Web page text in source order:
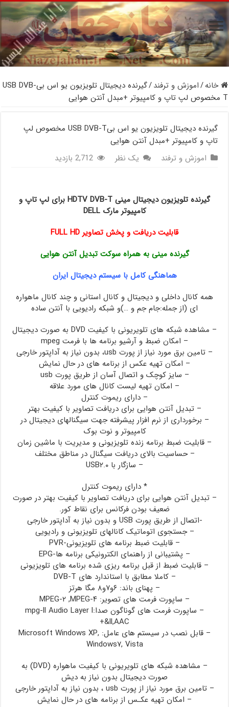
خانه/اموزش و ترفند/
گیرنده دیجیتال تلویزیون یو اس بیUSB DVB-
T مخصوص لپ تاپ و کامپیوتر +مبدل آنتن هوایی
گیرنده دیجیتال تلویزیون یو اس بیUSB DVB-T مخصوص لپ
تاپ و کامپیوتر +مبدل آنتن هوایی
اموزش و ترفند
یک نظر 2,712 بازدید
گیرنده تلویزیون دیجیتال مینی HDTV DVB-T برای لپ تاپ و
کامپیوتر مارک DELL
قابلیت دریافت و پخش تصاویر FULL HD
گیرنده مینی به همراه سوکت تبدیل آنتن هوایی
هماهنگی کامل با سیستم دیجیتال ایران
همه کانال داخلی و دیجیتال و کانال استانی و چند کانال ماهواره
ای (از جمله:جام جم و …)و شبکه رادیویی با آنتن ساده
– مشاهده شبکه های تلویریونی با کیفیت DVD به صورت دیجیتال
– امکان ضبط و آرشیو برنامه ها با فرمت mpeg
– تامین برق مورد نیاز از پورت usb، بدون نیاز به آداپتور خارجی
– امکان تهیه عکس از برنامه های در حال نمایش
– سایز کوچک و اتصال آسان از طریق پورت usb
– امکان تهیه لیست کانال های مورد علاقه
– دارای ریموت کنترل
– تبدیل آنتن هوایی برای دریافت تصاویر با کیفیت بهتر
– برخورداری از نرم افزار پیشرفته جهت سیگنالهای دیجیتال در
کامپیوتر و نوت بوک
– قابلیت ضبط برنامه زنده تلویزیونی و مدیریت با ماشین زمان
– حساسیت بالای دریافت سیگنال در مناطق مختلف
– سازگار با USB۲.۰
* دارای ریموت کنترل
– تبدیل آنتن هوایی برای دریافت تصاویر با کیفیت بهتر در صورت
ضعیف بودن فرکانس برای نقاط کور.
-اتصال از طریق پورت USB و بدون نیاز به آداپتور خارجی
– جستجوی اتوماتیک کانالهای تلویزیونی و رادیویی
– قابلیت ضبط برنامه های تلویزیونی-PVR
– پشتیبانی از راهنمای الکترونیکی برنامه ها-EPG
– قابلیت ضبط از قبل برنامه ریزی شده برنامه های تلویزیونی
– کاملا مطابق با استاندارد های DVB-T
– پهنای باند: ۶و۷و۸ مگا هرتز
– ساپورت فرمت های تصویر: MPEG-۲ ,MPEG-۴
– ساپورت فرمت های گوناگون صدا:mpg-ll Audio Layer l
&ll,AAC+
– قابل نصب در سیستم های عامل: Microsoft Windows XP,
Windows۷, Vista
– مشاهده شبکه های تلویریونی با کیفیت ماهواره (DVD) به
صورت دیجیتال بدون نیاز به دیش
– تامین برق مورد نیاز از پورت usb ، بدون نیاز به آداپتور خارجی
– امکان تهیه عکـس از برنامه های در حال نمایش